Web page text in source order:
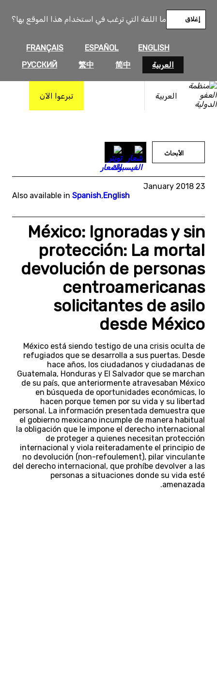
ما اللغة التي ترغب في استخدام هذا الموقع بها؟
ENGLISH
ESPAÑOL
FRANÇAIS
العربية
简中
繁中
РУССКИЙ
إغلاق
العربية تبرعوا الآن
المحتوى
الأبحاث
23 January 2018
Also available in Spanish,English
México: Ignoradas y sin
protección: La mortal
devolución de personas
centroamericanas
solicitantes de asilo
desde México
México está siendo testigo de una crisis oculta de
refugiados que se desarrolla a sus puertas. Desde
hace años, los ciudadanos y ciudadanas de
Guatemala, Honduras y El Salvador que se marchan
de su país, que anteriormente atravesaban México
en búsqueda de oportunidades económicas, lo
hacen porque temen por su vida y su libertad
personal. La información presentada demuestra que
el gobierno mexicano incumple de manera habitual
la obligación que le impone el derecho internacional
de proteger a quienes necesitan protección
internacional y viola reiteradamente el principio de
no devolución (non-refoulement), pilar vinculante
del derecho internacional, que prohíbe devolver a las
personas a situaciones donde su vida esté
amenazada.